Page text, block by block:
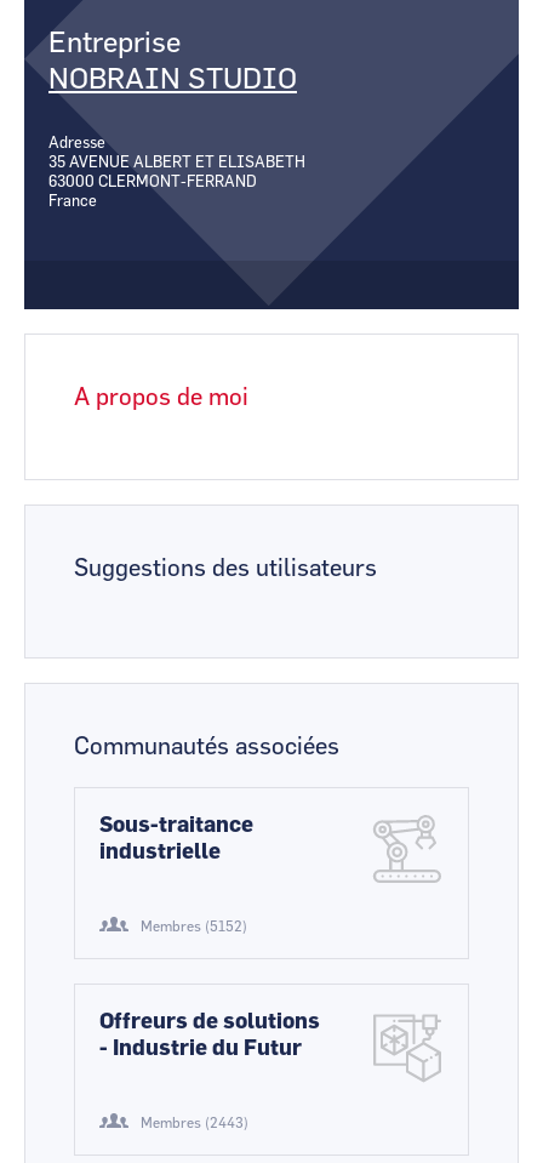
CCI Business
Pays de la Loire
Pays de la Loire
Entreprise
NOBRAIN STUDIO
Adresse
35 AVENUE ALBERT ET ELISABETH
63000 CLERMONT-FERRAND
France
A propos de moi
Suggestions des utilisateurs
Communautés associées
Sous-traitance
industrielle
Membres (5152)
Offreurs de solutions
- Industrie du Futur
Membres (2443)